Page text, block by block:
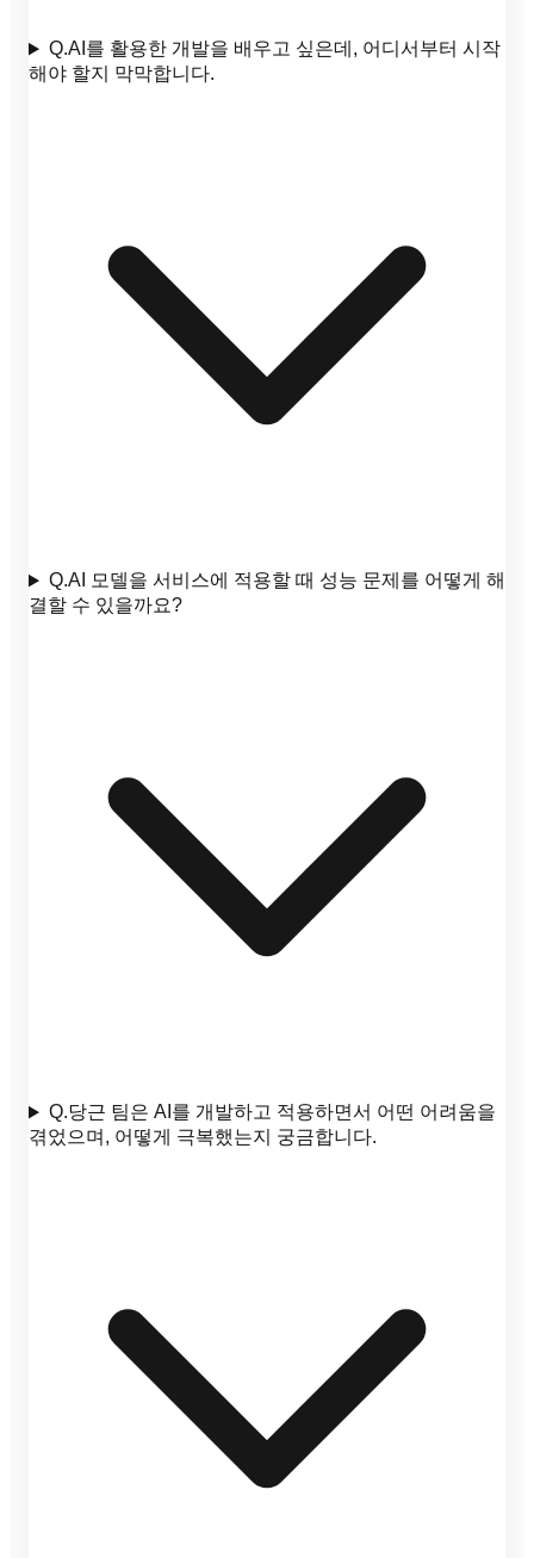
Q.AI를 활용한 개발을 배우고 싶은데, 어디서부터 시작
해야 할지 막막합니다.
Q.AI 모델을 서비스에 적용할 때 성능 문제를 어떻게 해
결할 수 있을까요?
Q.당근 팀은 AI를 개발하고 적용하면서 어떤 어려움을
겪었으며, 어떻게 극복했는지 궁금합니다.